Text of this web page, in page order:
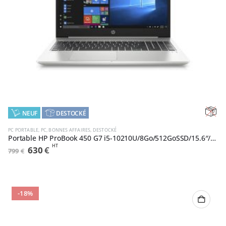
NEUF DESTOCKÉ
PC PORTABLE, PC, BONNES AFFAIRES, DESTOCKÉ
Portable HP ProBook 450 G7 i5-10210U/8Go/512GoSSD/15.6″/W10Pro (9VZ28EA#ABF)
799€ Le
prix
630€Le
HT
-18%